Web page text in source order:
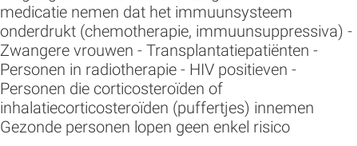
medicatie nemen dat het immuunsysteem
onderdrukt (chemotherapie, immuunsuppressiva) -
Zwangere vrouwen - Transplantatiepatiënten -
Personen in radiotherapie - HIV positieven -
Personen die corticosteroïden of
inhalatiecorticosteroïden (puffertjes) innemen
Gezonde personen lopen geen enkel risico